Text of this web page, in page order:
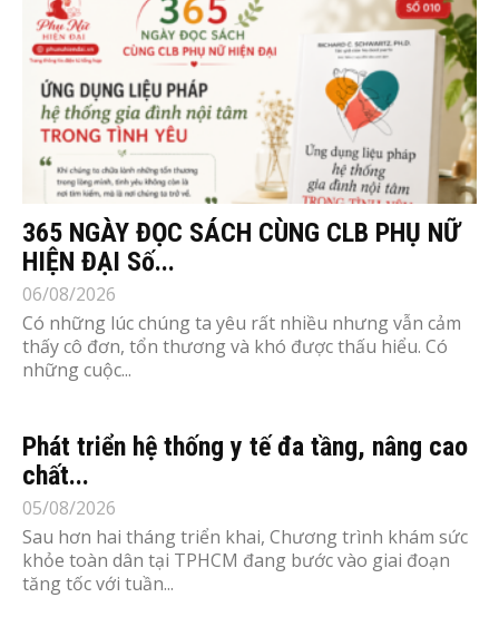
365 NGÀY ĐỌC SÁCH CÙNG CLB PHỤ NỮ
HIỆN ĐẠI Số...
06/08/2026
Có những lúc chúng ta yêu rất nhiều nhưng vẫn cảm
thấy cô đơn, tổn thương và khó được thấu hiểu. Có
những cuộc...
Phát triển hệ thống y tế đa tầng, nâng cao
chất...
05/08/2026
Sau hơn hai tháng triển khai, Chương trình khám sức
khỏe toàn dân tại TPHCM đang bước vào giai đoạn
tăng tốc với tuần...